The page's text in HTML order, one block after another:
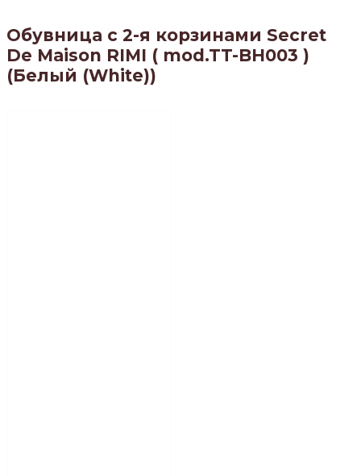
Обувница с 2-я корзинами Secret
De Maison RIMI ( mod.TT-BH003 )
(Белый (White))